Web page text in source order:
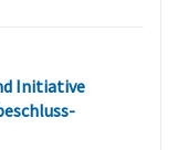
Initiative